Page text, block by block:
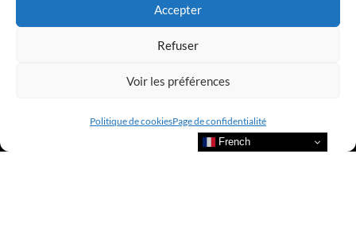
Accepter
Refuser
Voir les préférences
Politique de cookiesPage de confidentialité
French